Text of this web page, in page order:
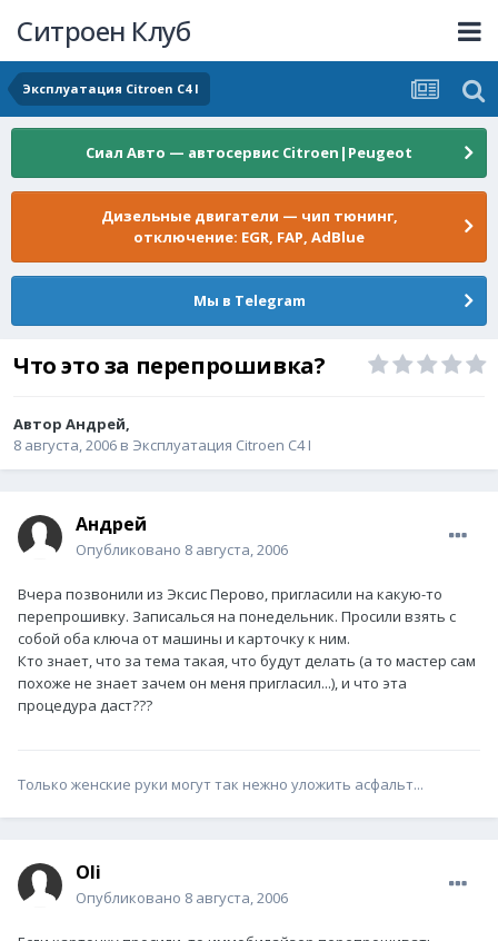
Ситроен Клуб
Эксплуатация Citroen C4 I
Сиал Авто — автосервис Citroen|Peugeot
Дизельные двигатели — чип тюнинг,
отключение: EGR, FAP, AdBlue
Мы в Telegram
Что это за перепрошивка?
Автор Андрей,
8 августа, 2006 в Эксплуатация Citroen C4 I
Андрей
Опубликовано 8 августа, 2006
Вчера позвонили из Эксис Перово, пригласили на какую-то
перепрошивку. Записалься на понедельник. Просили взять с
собой оба ключа от машины и карточку к ним.
Кто знает, что за тема такая, что будут делать (а то мастер сам
похоже не знает зачем он меня пригласил...), и что эта
процедура даст???
Только женские руки могут так нежно уложить асфальт...
Oli
Опубликовано 8 августа, 2006